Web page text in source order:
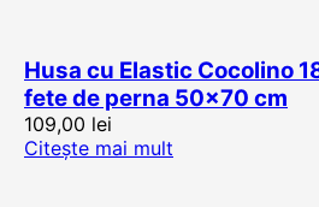
Husa cu Elastic Cocolino
fete de perna 50×70 cm
109,00 lei
Citește mai mult